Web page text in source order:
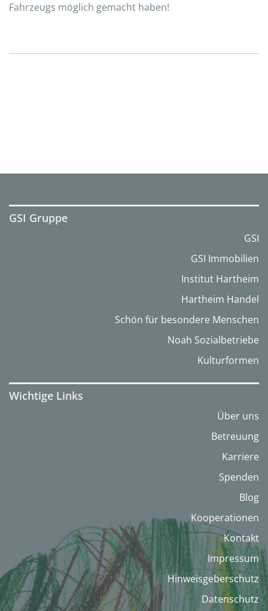
Fahrzeugs möglich gemacht haben!
GSI Gruppe
GSI
GSI Immobilien
Institut Hartheim
Hartheim Handel
Schön für besondere Menschen
Noah Sozialbetriebe
Kulturformen
Wichtige Links
Über uns
Betreuung
Karriere
Spenden
Blog
Kooperationen
Kontakt
Impressum
Hinweisgeberschutz
Datenschutz